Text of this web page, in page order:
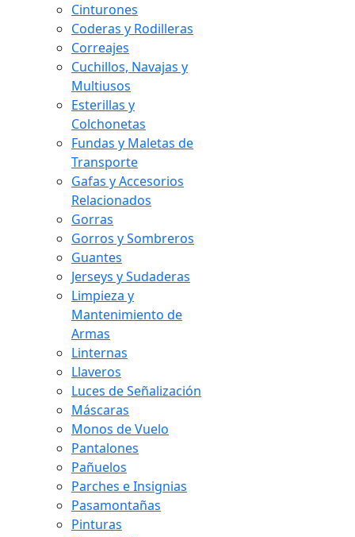
Cinturones
Coderas y Rodilleras
Correajes
Cuchillos, Navajas y
Multiusos
Esterillas y
Colchonetas
Fundas y Maletas de
Transporte
Gafas y Accesorios
Relacionados
Gorras
Gorros y Sombreros
Guantes
Jerseys y Sudaderas
Limpieza y
Mantenimiento de
Armas
Linternas
Llaveros
Luces de Señalización
Máscaras
Monos de Vuelo
Pantalones
Pañuelos
Parches e Insignias
Pasamontañas
Pinturas